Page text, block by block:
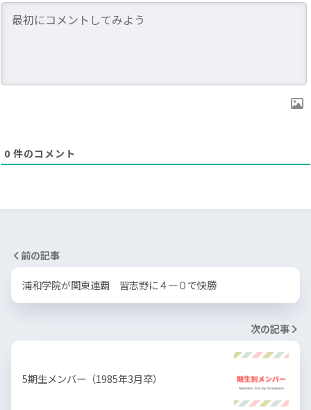
0 件のコメント
前の記事
浦和学院が関東連覇 習志野に４―０で快勝
次の記事
5期生メンバー（1985年3月卒）